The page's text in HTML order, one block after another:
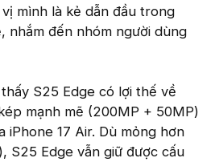
mình là kẻ dẫn đầu trong
nhắm đến nhóm người dùng
S25 Edge có lợi thế về
mạnh mẽ (200MP + 50MP)
iPhone 17 Air. Dù mỏng hơn
S25 Edge vẫn giữ được cấu